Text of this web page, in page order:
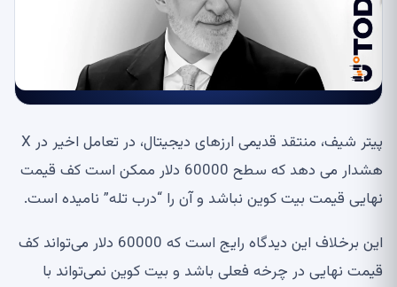
پیتر شیف، منتقد قدیمی ارزهای دیجیتال، در تعامل اخیر در X
هشدار می دهد که سطح 60000 دلار ممکن است کف قیمت
نهایی قیمت بیت کوین نباشد و آن را “درب تله” نامیده است.
این برخلاف این دیدگاه رایج است که 60000 دلار می‌تواند کف
قیمت نهایی در چرخه فعلی باشد و بیت کوین نمی‌تواند با